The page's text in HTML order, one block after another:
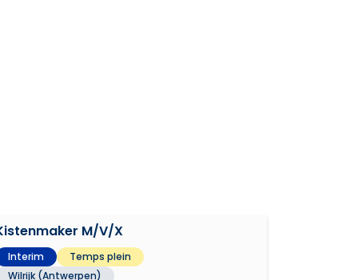
M/V/X
Interim
Temps plein
Wilrijk (Antwerpen)